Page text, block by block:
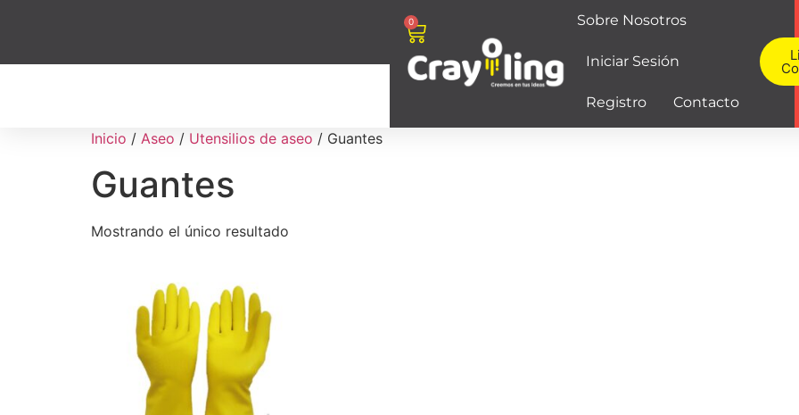
Sobre Nosotros
Iniciar Sesión
Registro Contacto
0
Inicio / Aseo / Utensilios de aseo / Guantes
Guantes
Mostrando el único resultado